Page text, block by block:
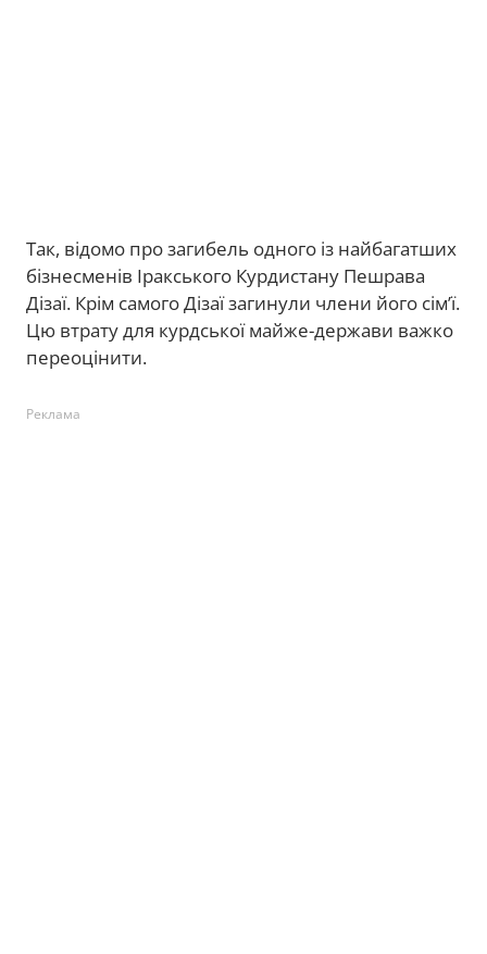
Так, відомо про загибель одного із найбагатших
бізнесменів Іракського Курдистану Пешрава
Дізаї. Крім самого Дізаї загинули члени його сім’ї.
Цю втрату для курдської майже-держави важко
переоцінити.
Реклама